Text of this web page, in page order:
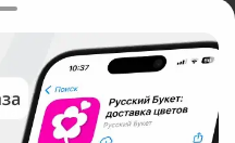
цветов в Москве